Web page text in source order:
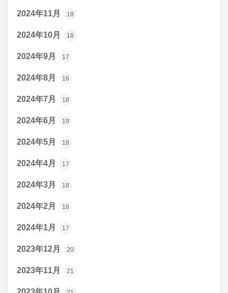
2024年11月 18
2024年10月 18
2024年9月 17
2024年8月 16
2024年7月 18
2024年6月 19
2024年5月 18
2024年4月 17
2024年3月 18
2024年2月 18
2024年1月 17
2023年12月 20
2023年11月 21